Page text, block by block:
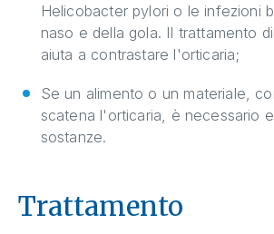
Helicobacter pylori o le infezioni
naso e della gola. Il trattamento
aiuta a contrastare l'orticaria;
Se un alimento o un materiale,
scatena l'orticaria, è necessario
sostanze.
Trattamento